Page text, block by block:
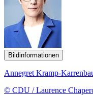
Bildinformationen
Annegret Kramp-
© CDU / Laurence